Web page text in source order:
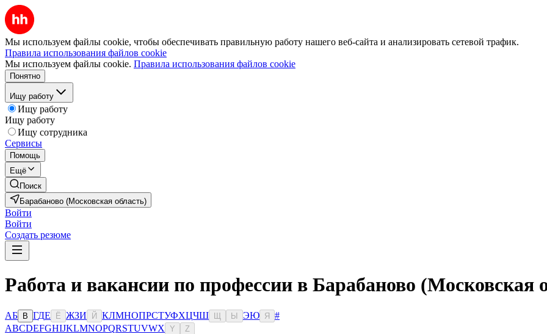
Мы используем файлы cookie, чтобы обеспечивать правильную работу нашего веб-сайта и анализировать сетевой трафик.
Правила использования файлов cookie
Мы используем файлы cookie. Правила использования файлов cookie
Понятно
Ищу работу
Ищу работу
Ищу работу
Ищу сотрудника
Сервисы
Помощь
Ещё
Поиск
Барабаново (Московская область)
Войти
Войти
Создать резюме
Работа и вакансии по профессии в Барабаново (Московская
АБ В ГДЕ Ё ЖЗИ Й КЛМНОПРСТУФХЦЧШ Ы ЭЮ Я
#
ABCDEFGHIJKLMNOPQRSTUVWX Y Z